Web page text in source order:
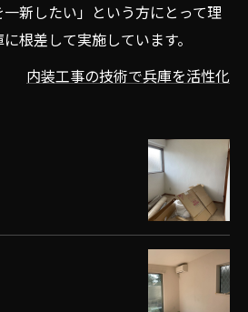
新したい」という方にとって理
根差して実施しています。
内装工事の技術で兵庫を活性化